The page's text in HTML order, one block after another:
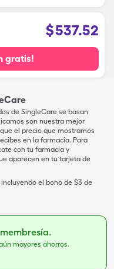
$537.52
gratis!
de SingleCare se basan
son nuestra mejor
el precio que mostramos
en la farmacia. Para
con tu farmacia y
aparecen en tu tarjeta de
el bono de $3 de
mayores ahorros.